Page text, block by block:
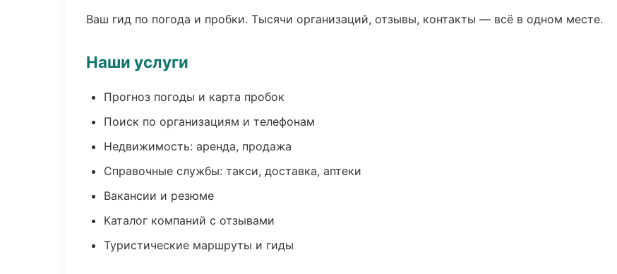
Ваш гид по погода и пробки. Тысячи организаций, отзывы, контакты — всё в одном месте.
Наши услуги
Прогноз погоды и карта пробок
Поиск по организациям и телефонам
Недвижимость: аренда, продажа
Справочные службы: такси, доставка, аптеки
Вакансии и резюме
Каталог компаний с отзывами
Туристические маршруты и гиды